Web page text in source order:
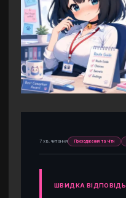
7 хв. читання Проходження та чіти
ШВИДКА ВІДПОВІДЬ